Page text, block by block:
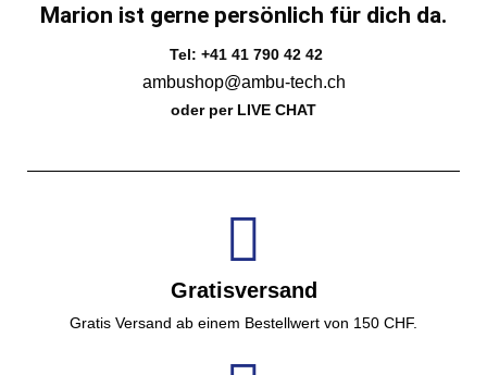
Marion ist gerne persönlich für dich da.
Tel: +41 41 790 42 42
ambushop@ambu-tech.ch
oder per LIVE CHAT
Gratisversand
Gratis Versand ab einem Bestellwert von 150 CHF.